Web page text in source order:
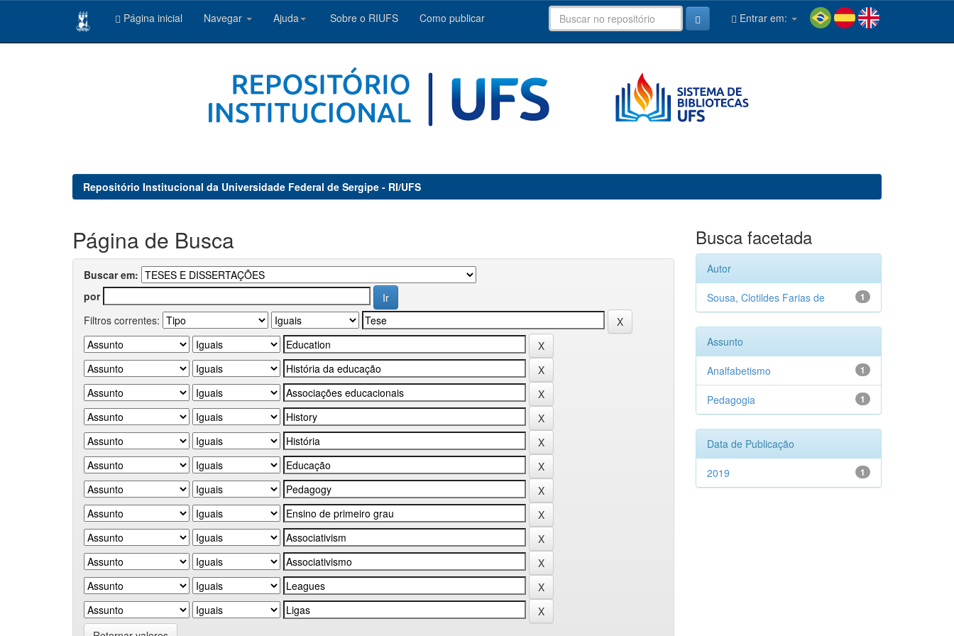
Página inicial Navegar Ajuda Sobre o RIUFS Como publicar Entrar em:
Repositório Institucional da Universidade Federal de Sergipe - RI/UFS
Página de Busca
Buscar em:
por
Filtros correntes:
Busca facetada
Autor
1
Sousa, Clotildes Farias de
Assunto
1
Analfabetismo
1
Pedagogia
Data de Publicação
1
2019